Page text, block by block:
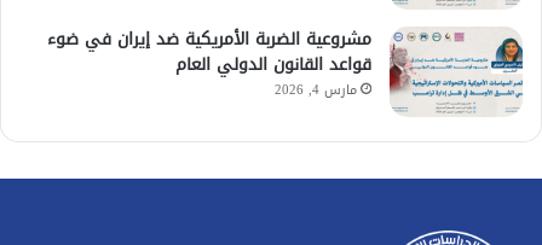
مشروعية الضربة الأمريكية ضد إيران في ضوء
قواعد القانون الدولي العام
مارس 4, 2026